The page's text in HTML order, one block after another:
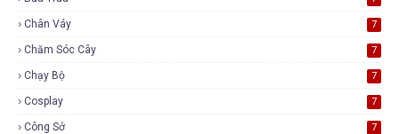
Chân Váy 7
Chăm Sóc Cây 7
Chạy Bộ 7
Cosplay 7
Công Sở 7